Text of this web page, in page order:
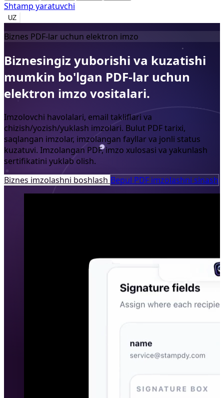
Shtamp yaratuvchi
UZ
Biznes PDF-lar uchun elektron imzo
Biznesingiz yuborishi va kuzatishi
mumkin bo'lgan PDF-lar uchun
elektron imzo vositalari.
Imzolovchi havolalari, email takliflari va
chizish/yozish/yuklash imzolari. Bulut PDF tarixi,
saqlangan imzolar, imzolangan fayllar va jonli status
kuzatuvi. Imzolangan PDF, imzo xulosasi va yakunlash
sertifikatini yuklab olish.
Biznes imzolashni boshlash Bepul PDF imzolashni sinash